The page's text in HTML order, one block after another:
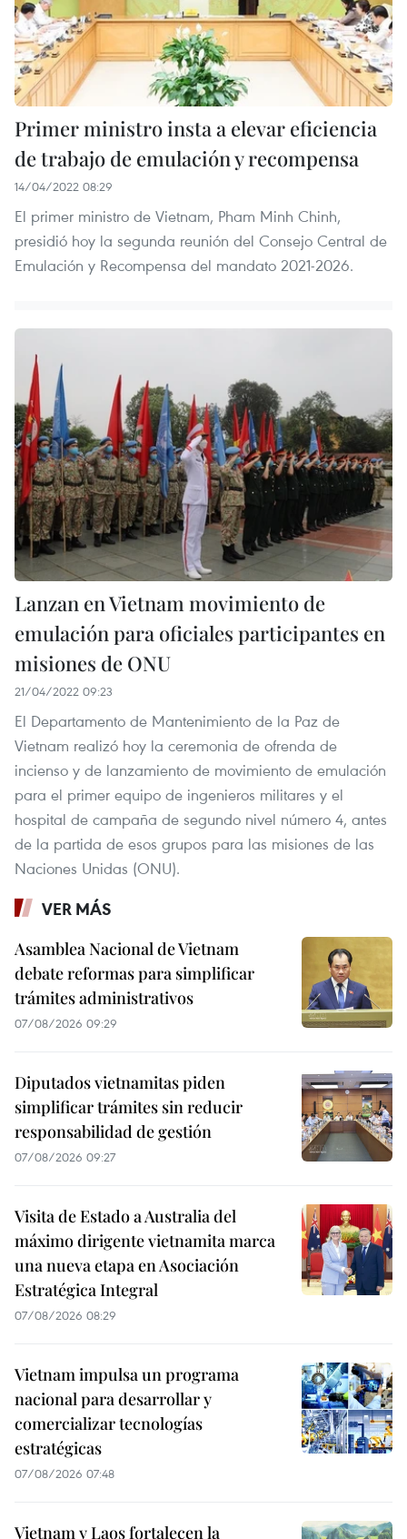
Primer ministro insta a elevar eficiencia
de trabajo de emulación y recompensa
14/04/2022 08:29
El primer ministro de Vietnam, Pham Minh Chinh,
presidió hoy la segunda reunión del Consejo Central de
Emulación y Recompensa del mandato 2021-2026.
Lanzan en Vietnam movimiento de
emulación para oficiales participantes en
misiones de ONU
21/04/2022 09:23
El Departamento de Mantenimiento de la Paz de
Vietnam realizó hoy la ceremonia de ofrenda de
incienso y de lanzamiento de movimiento de emulación
para el primer equipo de ingenieros militares y el
hospital de campaña de segundo nivel número 4, antes
de la partida de esos grupos para las misiones de las
Naciones Unidas (ONU).
VER MÁS
Asamblea Nacional de Vietnam
debate reformas para simplificar
trámites administrativos
07/08/2026 09:29
Diputados vietnamitas piden
simplificar trámites sin reducir
responsabilidad de gestión
07/08/2026 09:27
Visita de Estado a Australia del
máximo dirigente vietnamita marca
una nueva etapa en Asociación
Estratégica Integral
07/08/2026 08:29
Vietnam impulsa un programa
nacional para desarrollar y
comercializar tecnologías
estratégicas
07/08/2026 07:48
Vietnam y Laos fortalecen la